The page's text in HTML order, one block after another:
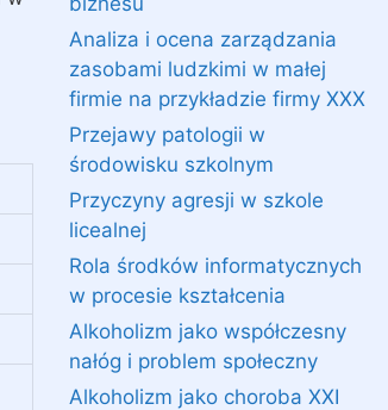
Analiza i ocena zarządzania
zasobami ludzkimi w małej
firmie na przykładzie firmy XXX
Przejawy patologii w
środowisku szkolnym
Przyczyny agresji w szkole
licealnej
Rola środków informatycznych
w procesie kształcenia
Alkoholizm jako współczesny
nałóg i problem społeczny
Alkoholizm jako choroba XXI